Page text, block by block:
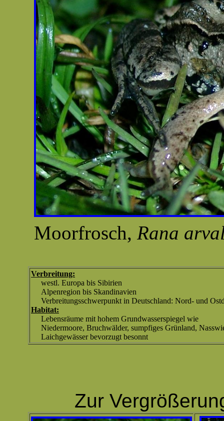
Moorfrosch, Rana
Verbreitung:
westl. Europa bis Sibirien
Alpenregion bis Skandinavien
Verbreitungsschwerpunkt in Deutschland: Nord- und
Habitat:
Lebensräume mit hohem Grundwasserspiegel wie
Niedermoore, Bruchwälder, sumpfiges Grünland,
Laichgewässer bevorzugt besonnt
Zur Vergrößerung